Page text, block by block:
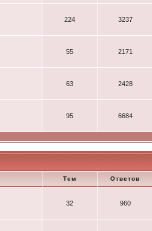
224 3237
55 2171
63 2428
95 6684
Тем Ответов
32 960